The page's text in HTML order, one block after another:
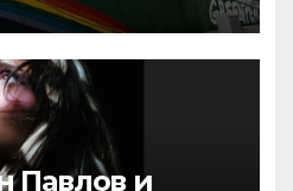
Павлов и